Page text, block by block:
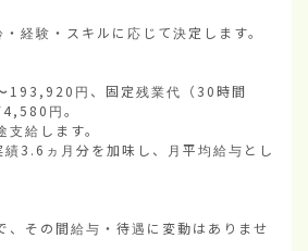
経験・スキルに応じて決定します。
193,920円、固定残業代（30時間
円。
給します。
3.6ヵ月分を加味し、月平均給与とし
、その間給与・待遇に変動はありませ